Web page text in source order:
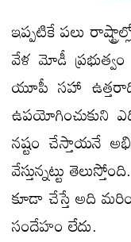
ఇప్పటికే పలు
వేళ మోడీ
యూపీ సహా
ఉపయోగించుకుని
నష్టం చేస్తాయనే
వేస్తున్నట్టు
కూడా చేస్తే అది
సందేహం లేదు.